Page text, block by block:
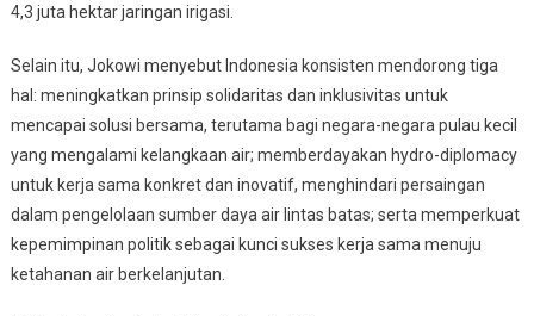
4,3 juta hektar jaringan irigasi.
Selain itu, Jokowi menyebut Indonesia konsisten mendorong tiga
hal: meningkatkan prinsip solidaritas dan inklusivitas untuk
mencapai solusi bersama, terutama bagi negara-negara pulau kecil
yang mengalami kelangkaan air; memberdayakan hydro-diplomacy
untuk kerja sama konkret dan inovatif, menghindari persaingan
dalam pengelolaan sumber daya air lintas batas; serta memperkuat
kepemimpinan politik sebagai kunci sukses kerja sama menuju
ketahanan air berkelanjutan.